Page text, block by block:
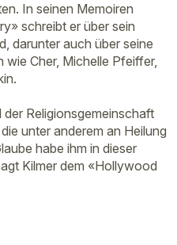
In seinen Memoiren
schreibt er über sein
darunter auch über seine
wie Cher, Michelle Pfeiffer,
Religionsgemeinschaft
unter anderem an Heilung
habe ihm in dieser
Kilmer dem «Hollywood